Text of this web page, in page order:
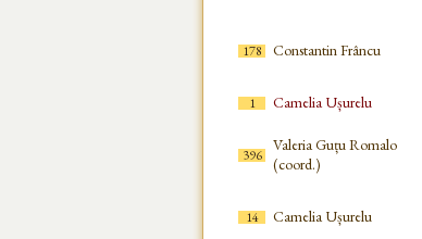
178 Constantin Frâncu
1 Camelia Ușurelu
396
Valeria Guțu Romalo
(coord.)
14 Camelia Ușurelu